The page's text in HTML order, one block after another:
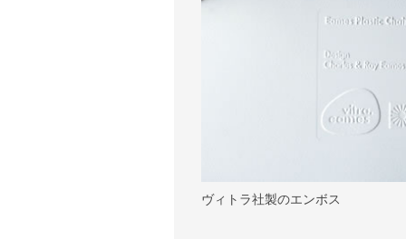
ヴィトラ社製のエンボス